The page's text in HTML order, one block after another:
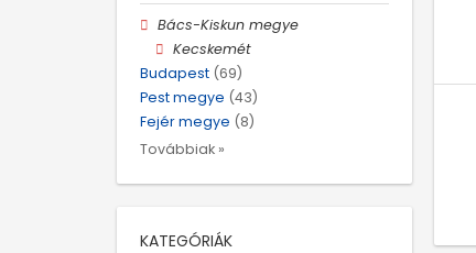
Bács-Kiskun megye
Kecskemét
Budapest (69)
Pest megye (43)
Fejér megye (8)
Továbbiak »
KATEGÓRIÁK